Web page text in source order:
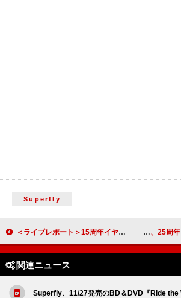
Superfly
＜ライブレポート＞15周年イヤーを目前に控えるmiwa、特別な編成で魅せた進化と原点――ビルボードライブ・ツアー【miwa CLASSIC】 Crystal Kay
関連ニュース
Superfly、11/27発売のBD＆DVD『Ride the